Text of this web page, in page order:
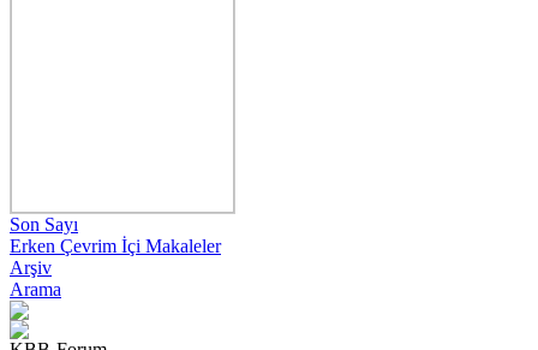
Son Sayı
Erken Çevrim İçi Makaleler
Arşiv
Arama